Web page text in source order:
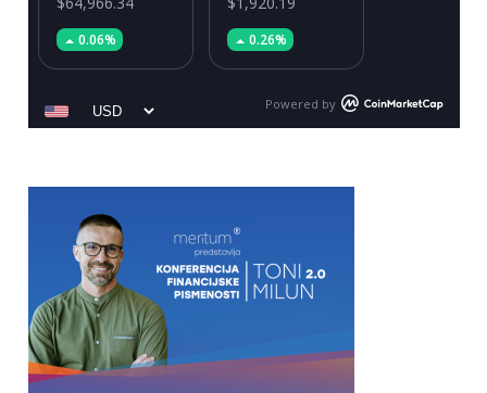
0.06% 0.26%
Powered by